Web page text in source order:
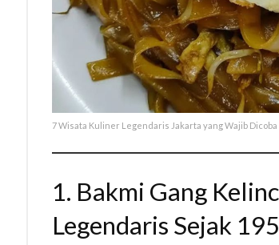
7 Wisata Kuliner Legendaris Jakarta yang Wajib
1. Bakmi Gang
Legendaris Sejak